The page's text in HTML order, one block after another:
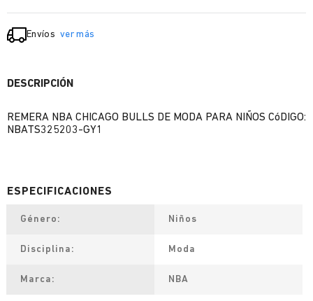
Envíos ver más
DESCRIPCIÓN
REMERA NBA CHICAGO BULLS DE MODA PARA NIÑOS CóDIGO:
NBATS325203-GY1
Género Niños
Disciplina Moda
Marca NBA